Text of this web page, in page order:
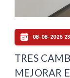
08-08-2026
TRES
MEJORAR